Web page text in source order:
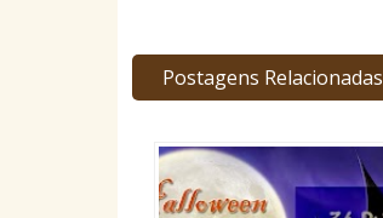
Postagens Relacionadas